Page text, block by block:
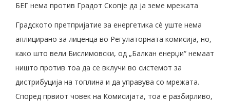
БЕГ нема против Градот Скопје да ја земе мрежата
Градското претпријатие за енергетика сè уште нема
аплицирано за лиценца во Регулаторната комисија, но,
како што вели Бислимовски, од „Балкан енерџи“ немаат
ништо против тоа да се вклучи во системот за
дистрибуција на топлина и да управува со мрежата.
Според првиот човек на Комисијата, тоа е разбирливо,